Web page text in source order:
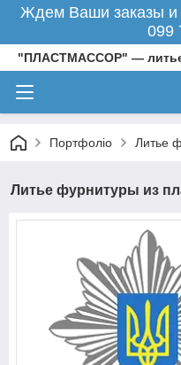
Ждем Ваши заказы и
099
"ПЛАСТМАССОР" — литье
Портфоліо Литье
Литье фурнитуры из